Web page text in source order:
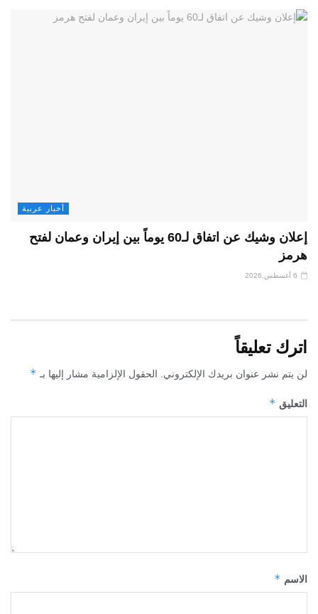
أخبار عربية
إعلان وشيك عن اتفاق لـ60 يوماً بين إيران وعمان لفتح
هرمز
اترك تعليقاً
لن يتم نشر عنوان بريدك الإلكتروني. الحقول الإلزامية مشار إليها بـ *
التعليق *
الاسم *